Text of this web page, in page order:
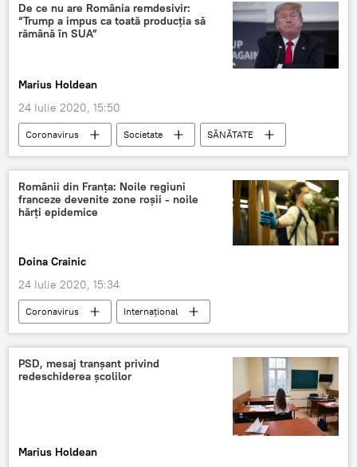
De ce nu are România remdesivir:
“Trump a impus ca toată producţia să
rămână în SUA”
Marius Holdean
24 Iulie 2020, 15:50
Coronavirus Societate
SĂNĂTATE
Internaţional
Donald Trump
România
Românii din Franţa: Noile regiuni
franceze devenite zone roşii - noile
hărți epidemice
Doina Crainic
24 Iulie 2020, 15:34
Coronavirus
Internaţional
SĂNĂTATE
Societate Franța
PSD, mesaj tranșant privind
redeschiderea școlilor
Marius Holdean